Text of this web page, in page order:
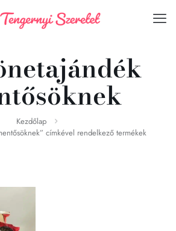
Kezdőlap
címkével rendelkező termékek